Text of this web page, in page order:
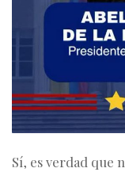
Sí, es verdad que